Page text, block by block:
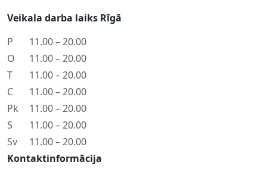
Veikala darba laiks Rīgā
P
11.00 – 20.00
O
11.00 – 20.00
T
11.00 – 20.00
C
11.00 – 20.00
Pk
11.00 – 20.00
S
11.00 – 20.00
Sv
11.00 – 20.00
Kontaktinformācija